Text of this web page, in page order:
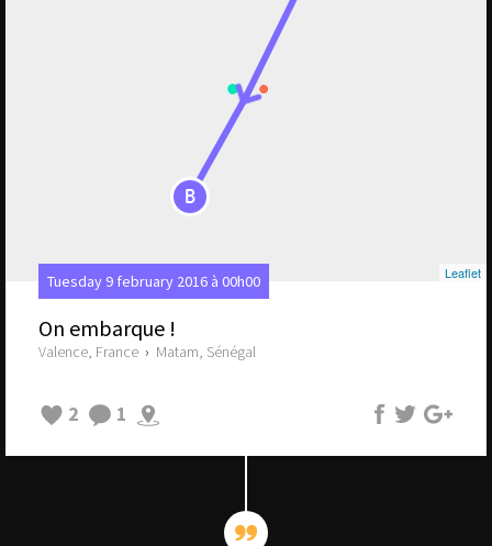
B
Leaflet
Tuesday 9 february 2016 à 00h00
On embarque !
Valence, France › Matam, Sénégal
2 1